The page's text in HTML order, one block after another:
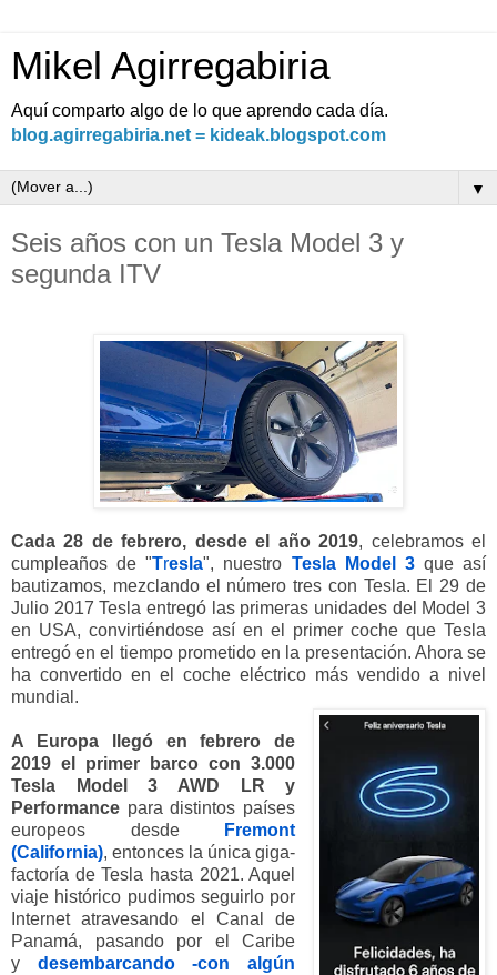
Mikel Agirregabiria
Aquí comparto algo de lo que aprendo cada día.
blog.agirregabiria.net = kideak.blogspot.com
▼
Seis años con un Tesla Model 3 y
segunda ITV
Cada 28 de febrero, desde el año 2019, celebramos el
cumpleaños de "Tresla", nuestro Tesla Model 3que así
bautizamos, mezclando el número tres con Tesla. El 29 de
Julio 2017 Tesla entregó las primeras unidades del Model 3
en USA, convirtiéndose así en el primer coche que Tesla
entregó en el tiempo prometido en la presentación. Ahora se
ha convertido en el coche eléctrico más vendido a nivel
mundial.
A Europa llegó en febrero de
2019 el primer barco con 3.000
Tesla Model 3 AWD LR y
Performance para distintos países
europeos desde
Fremont
(California), entonces la única giga-
factoría de Tesla hasta 2021. Aquel
viaje histórico pudimos seguirlo por
Internet atravesando el Canal de
Panamá, pasando por el Caribe
y desembarcando -con algún